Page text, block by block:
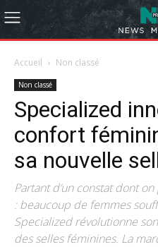
Accueil Non classé
Non classé
Specialized
confort
sa nouvelle
Partant d’un constat dont
: beaucoup de femmes
Specialized révolutionne
des selles féminines. La